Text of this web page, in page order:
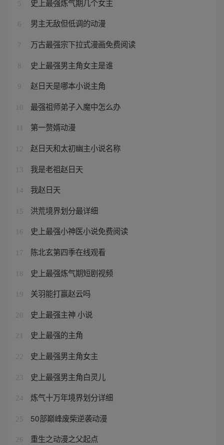
5 史上最强炼气期几个女主
6 男主无敌但低调的动漫
7 万古最强宗下拉式漫画免费阅读
8 史上最强男主角女主是谁
9 赵日天是哪本小说主角
10 最强祖师弟子入魔中怎么办
第一赘婿动漫
12 赵日天和太初幽主小说名称
13 我是老祖赵日天
14 我赵日天
15 洪荒境界划分最详细
16 史上最强小神医小说免费阅读
17 陈北玄第四季在线观看
18 史上最强炼气期短剧视频
19 关羽能打赢赵云吗
20 史上最强主神 小说
21 史上最强的主角
22 史上最强男主角女主
23 史上最强男主角白灵儿
24 炼气十万年境界划分详细
25 50部巅峰废柴逆袭动漫
26 重生之动漫之父起点